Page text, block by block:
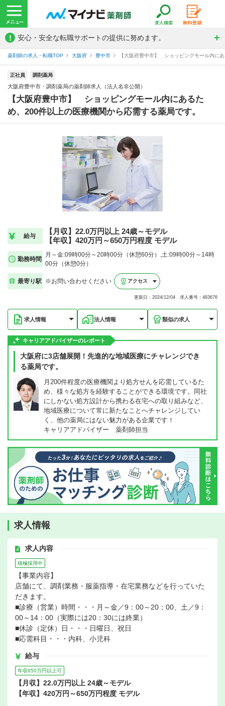
! 安心・安全な転職サポートの提供に努めます。
薬剤師の求人・転職TOP 大阪府 豊中市 【大阪府豊中市】 ショッピングモール内に
正社員 調剤薬局
大阪府豊中市・調剤薬局の薬剤師求人（法人名非公開）
【大阪府豊中市】 ショッピングモール内にあるた
め、200件以上の医療機関から応需する薬局です。
給与
【月収】22.0万円以上 24歳～モデル
【年収】420万円～650万円程度 モデル
勤務時間
月～金:09時00分～20時00分（休憩60分）,土:09時00分～14時
00分（休憩0分）
最寄り駅 ※お問い合わせください アクセス
更新日：2024/12/04 求人番号：483676
求人情報 法人情報 類似の求人
キャリアアドバイザーのレポート
大阪府に3店舗展開！先進的な地域医療にチャレンジでき
る薬局です。
月200件程度の医療機関より処方せんを応需しているた
め、様々な処方を経験することができる環境です。同社
にしかない処方設計から携わる在宅への取り組みなど、
地域医療について常に新たなことへチャレンジしてい
く、他の薬局にはない魅力がある企業です！
キャリアアドバイザー 薬剤師担当
求人情報
求人内容
積極採用中
【事業内容】
店舗にて、調剤業務・服薬指導・在宅業務などを行っていた
だきます。
■診療（営業）時間・・・月～金／9：00～20：00、土／9：
00～14：00（実際には20：30には終業）
■休診（定休）日・・・日曜日、祝日
■応需科目・・・内科、小児科
給与
年収650万円以上可
【月収】22.0万円以上 24歳～モデル
【年収】420万円～650万円程度 モデル